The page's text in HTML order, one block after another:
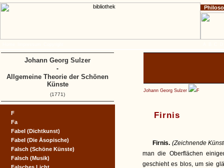
Johann Georg Sulzer F
Firnis
Firnis. (Zeichnende
man die Oberflächen
geschieht es blos, um sie
F
Fa
Fabel (Dichtkunst)
Fabel (Die Äsopische)
Falsch (Schöne Künste)
Falsch (Musik)
Johann Georg Sulzer
-
Allgemeine Theorie der Schönen
Künste
(1771)